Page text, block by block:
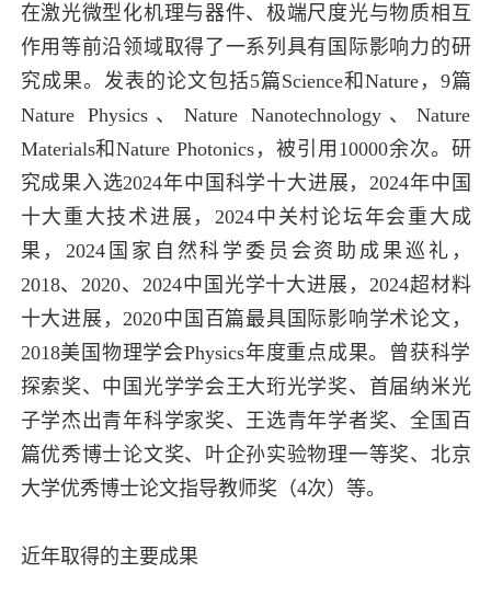
在激光微型化机理与器件、极端尺度光与物质相互
作用等前沿领域取得了一系列具有国际影响力的研
究成果。发表的论文包括5篇Science和Nature，9篇
Nature Physics、Nature Nanotechnology、Nature
Materials和Nature Photonics，被引用10000余次。研
究成果入选2024年中国科学十大进展，2024年中国
十大重大技术进展，2024中关村论坛年会重大成
果，2024国家自然科学委员会资助成果巡礼，
2018、2020、2024中国光学十大进展，2024超材料
十大进展，2020中国百篇最具国际影响学术论文，
2018美国物理学会Physics年度重点成果。曾获科学
探索奖、中国光学学会王大珩光学奖、首届纳米光
子学杰出青年科学家奖、王选青年学者奖、全国百
篇优秀博士论文奖、叶企孙实验物理一等奖、北京
大学优秀博士论文指导教师奖（4次）等。
近年取得的主要成果